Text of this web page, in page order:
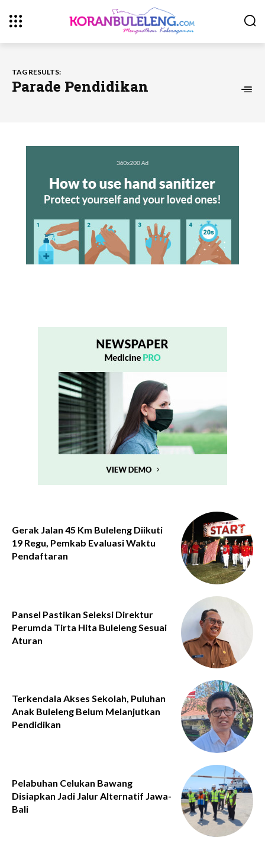
TAG RESULTS:
Parade Pendidikan
Gerak Jalan 45 Km Buleleng Diikuti
19 Regu, Pemkab Evaluasi Waktu
Pendaftaran
Pansel Pastikan Seleksi Direktur
Perumda Tirta Hita Buleleng Sesuai
Aturan
Terkendala Akses Sekolah, Puluhan
Anak Buleleng Belum Melanjutkan
Pendidikan
Pelabuhan Celukan Bawang
Disiapkan Jadi Jalur Alternatif Jawa-
Bali